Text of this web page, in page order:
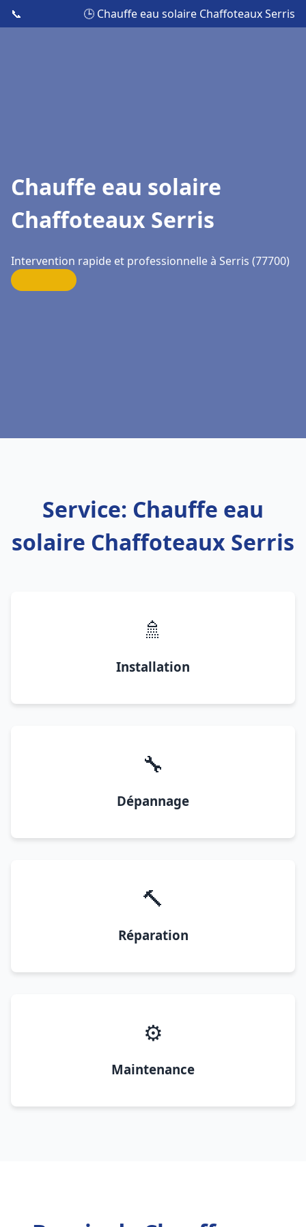
📞 🕒 Chauffe eau solaire Chaffoteaux Serris
Chauffe eau solaire
Chaffoteaux Serris
Intervention rapide et professionnelle à Serris (77700)
Service: Chauffe eau
solaire Chaffoteaux Serris
🚿
Installation
🔧
Dépannage
🔨
Réparation
⚙️
Maintenance